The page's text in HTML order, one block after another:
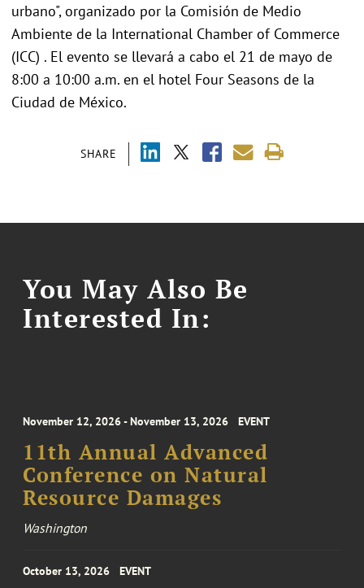
SHARE
urbano", organizado por la Comisión de Medio
Ambiente de la International Chamber of Commerce
(ICC) . El evento se llevará a cabo el 21 de mayo de
8:00 a 10:00 a.m. en el hotel Four Seasons de la
Ciudad de México.
You May Also Be
Interested In:
November 12, 2026 - November 13, 2026 EVENT
11th Annual Advanced
Conference on Natural
Resource Damages
Washington
October 13, 2026 EVENT